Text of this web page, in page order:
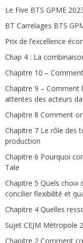
Le Five BTS GPME
BT Carrelages BTS
Prix de l’excellence
Chap 4 : La
Chapitre 10 –
Chapitre 9 – Comment
attentes des acteurs
Chapitre 8 Comment
Chapitre 7 Le rôle des
production
Chapitre 6 Pourquoi
Tale
Chapitre 5 Quels choix
concilier flexibilité et
Chapitre 4 Quelles
Sujet CEJM Métropole
Chapitre 2 Comment